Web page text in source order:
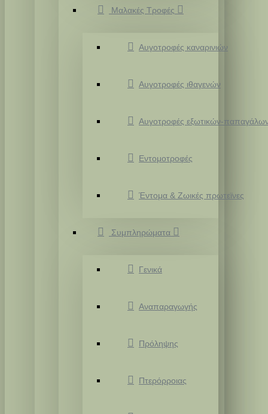
Μαλακές Τροφές
Αυγοτροφές καναρινιών
Αυγοτροφές ιθαγενών
Αυγοτροφές εξωτικών-
Εντομοτροφές
Έντομα & Ζωικές πρωτεϊνες
Συμπληρώματα
Γενικά
Αναπαραγωγής
Πρόληψης
Πτερόρροιας